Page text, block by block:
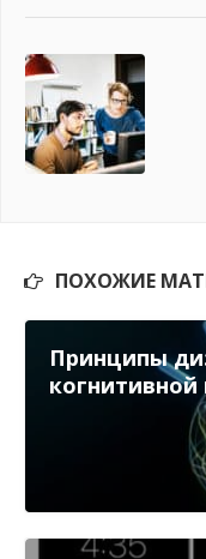
ПОХОЖИЕ
Принципы
когнитивной